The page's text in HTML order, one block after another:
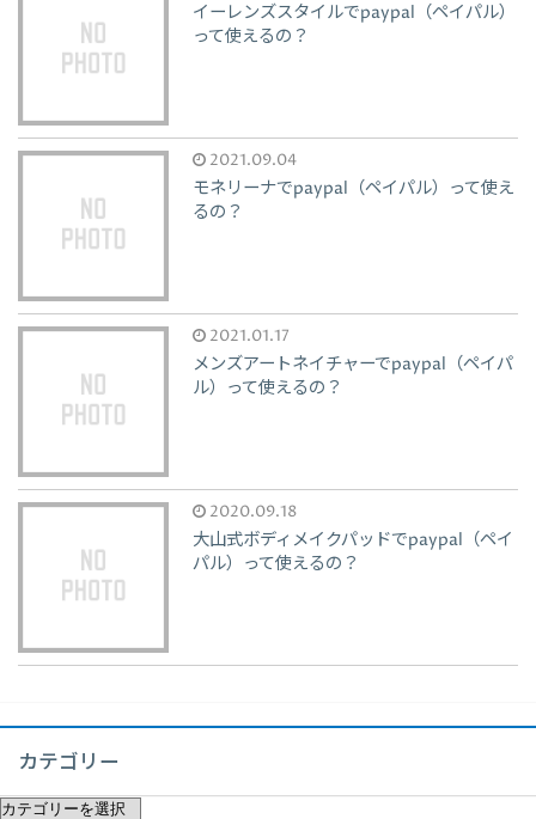
イーレンズスタイルでpaypal（ペイパル）
って使えるの？
2021.09.04
モネリーナでpaypal（ペイパル）って使え
るの？
2021.01.17
メンズアートネイチャーでpaypal（ペイパ
ル）って使えるの？
2020.09.18
大山式ボディメイクパッドでpaypal（ペイ
パル）って使えるの？
カテゴリー